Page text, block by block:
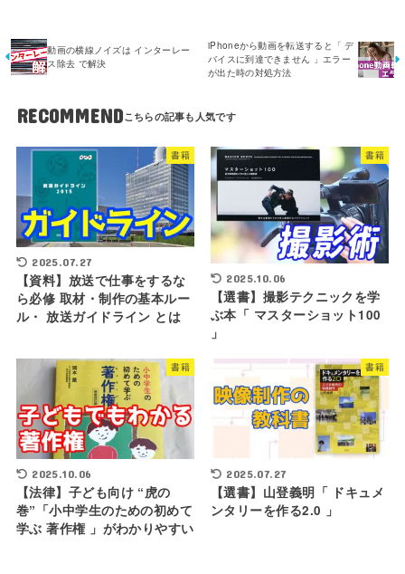
動画の横線ノイズは インターレー
ス除去 で解決
iPhoneから動画を転送すると「 デ
バイスに到達できません 」エラー
が出た時の対処方法
RECOMMEND
書籍
2025.07.27
【資料】放送で仕事をするな
ら必修 取材・制作の基本ルー
ル・ 放送ガイドライン とは
書籍
2025.10.06
【選書】撮影テクニックを学
ぶ本「 マスターショット100
」
書籍
2025.10.06
【法律】子ども向け “虎の
巻”「小中学生のための初めて
学ぶ 著作権 」がわかりやすい
書籍
2025.07.27
【選書】山登義明「 ドキュメ
ンタリーを作る2.0 」